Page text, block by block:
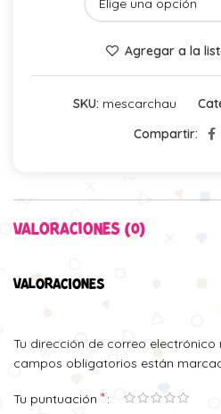
Agregar a la
SKU: mescarchau
Compartir:
VALORACIONES (0)
VALORACIONES
Tu dirección de correo electrónico
campos obligatorios están
Tu puntuación *